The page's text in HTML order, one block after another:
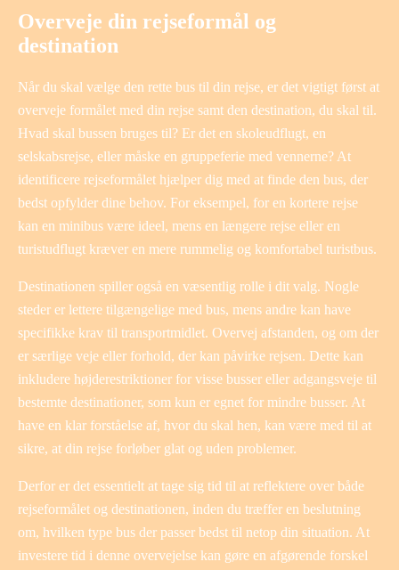
Overveje din rejseformål og
destination
Når du skal vælge den rette bus til din rejse, er det vigtigt først at
overveje formålet med din rejse samt den destination, du skal til.
Hvad skal bussen bruges til? Er det en skoleudflugt, en
selskabsrejse, eller måske en gruppeferie med vennerne? At
identificere rejseformålet hjælper dig med at finde den bus, der
bedst opfylder dine behov. For eksempel, for en kortere rejse
kan en minibus være ideel, mens en længere rejse eller en
turistudflugt kræver en mere rummelig og komfortabel turistbus.
Destinationen spiller også en væsentlig rolle i dit valg. Nogle
steder er lettere tilgængelige med bus, mens andre kan have
specifikke krav til transportmidlet. Overvej afstanden, og om der
er særlige veje eller forhold, der kan påvirke rejsen. Dette kan
inkludere højderestriktioner for visse busser eller adgangsveje til
bestemte destinationer, som kun er egnet for mindre busser. At
have en klar forståelse af, hvor du skal hen, kan være med til at
sikre, at din rejse forløber glat og uden problemer.
Derfor er det essentielt at tage sig tid til at reflektere over både
rejseformålet og destinationen, inden du træffer en beslutning
om, hvilken type bus der passer bedst til netop din situation. At
investere tid i denne overvejelse kan gøre en afgørende forskel